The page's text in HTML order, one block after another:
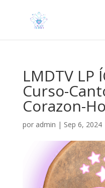
LMDTV LP
Curso-
Corazon-
por admin | Sep 6, 2024